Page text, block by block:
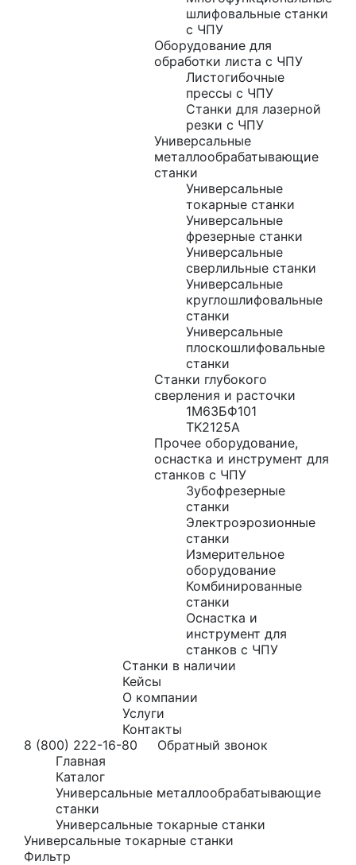
шлифовальные станки
с ЧПУ
Оборудование для
обработки листа с ЧПУ
Листогибочные
прессы с ЧПУ
Станки для лазерной
резки с ЧПУ
Универсальные
металлообрабатывающие
станки
Универсальные
токарные станки
Универсальные
фрезерные станки
Универсальные
сверлильные станки
Универсальные
круглошлифовальные
станки
Универсальные
плоскошлифовальные
станки
Станки глубокого
сверления и расточки
1М63БФ101
TK2125A
Прочее оборудование,
оснастка и инструмент для
станков с ЧПУ
Зубофрезерные
станки
Электроэрозионные
станки
Измерительное
оборудование
Комбинированные
станки
Оснастка и
инструмент для
станков с ЧПУ
Станки в наличии
Кейсы
О компании
Услуги
Контакты
8 (800) 222-16-80
Обратный звонок
Главная
Каталог
Универсальные металлообрабатывающие
станки
Универсальные токарные станки
Универсальные токарные станки
Фильтр